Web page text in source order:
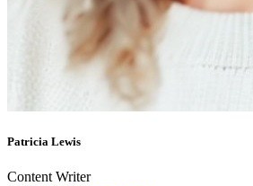
Patricia Lewis
Content Writer